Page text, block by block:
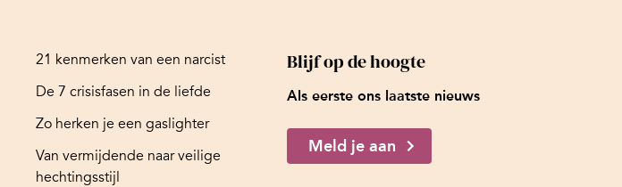
21 kenmerken van een narcist
De 7 crisisfasen in de liefde
Zo herken je een gaslighter
Van vermijdende naar veilige
hechtingsstijl
Blijf op de hoogte
Als eerste ons laatste nieuws
Meld je aan